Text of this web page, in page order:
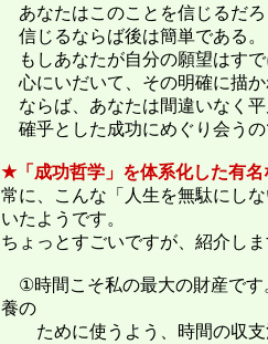
あなたはこのことを信じるだ
信じるならば後は簡単である。
もしあなたが自分の願望はす
心にいだいて、その明確に描
ならば、あなたは間違いなく
確乎とした成功にめぐり会う
★「成功哲学」を体系化した有
常に、こんな「人生を無駄にし
いたようです。
ちょっとすごいですが、紹介し
①時間こそ私の最大の財産です
養の
ために使うよう、時間の収支